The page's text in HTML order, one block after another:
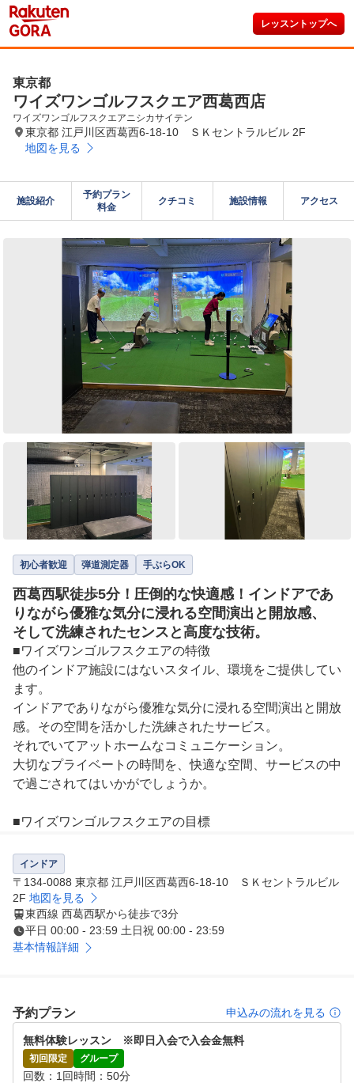
レッスントップへ
東京都
ワイズワンゴルフスクエア西葛西店
ワイズワンゴルフスクエアニシカサイテン
東京都 江戸川区西葛西6-18-10 ＳＫセントラルビル 2F
地図を見る
施設紹介
予約プラン
料金
クチコミ 施設情報 アクセス
初心者歓迎 弾道測定器 手ぶらOK
西葛西駅徒歩5分！圧倒的な快適感！インドアであ
りながら優雅な気分に浸れる空間演出と開放感、
そして洗練されたセンスと高度な技術。
■ワイズワンゴルフスクエアの特徴
他のインドア施設にはないスタイル、環境をご提供してい
ます。
インドアでありながら優雅な気分に浸れる空間演出と開放
感。その空間を活かした洗練されたサービス。
それでいてアットホームなコミュニケーション。
⼤切なプライベートの時間を、快適な空間、サービスの中
で過ごされてはいかがでしょうか。
■ワイズワンゴルフスクエアの目標
何が問題か、何をすればいいのか、そのためにどんな練習
、レッスンをしていくのかを明確に説明、目標を設定しま
す。
②満足できるサービス
ワイズワンゴルフはお客様へのサービスを、お客様第一で
考えます。
儀正しくお客様に接します。
スイングや技術、サービス以外に、ゴルフの健全な発展、
拡大のためにも、エチケット&マナーを大切にします。
インドア
〒134-0088 東京都 江戸川区西葛西6-18-10 ＳＫセントラルビル
2F 地図を見る
東西線 西葛西駅から徒歩で3分
平日 00:00 - 23:59 土日祝 00:00 - 23:59
基本情報詳細
予約プラン 申込みの流れを見る
無料体験レッスン　※即日入会で入会金無料
初回限定 グループ
回数 1回時間 50分